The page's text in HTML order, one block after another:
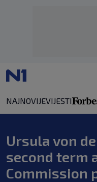
NAJNOVIJEVIJESTI
Ursula von
second term
Commission